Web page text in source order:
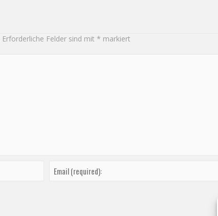
Erforderliche Felder sind mit * markiert